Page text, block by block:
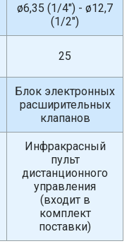
ø6,35 (1/4") - ø12,7
(1/2")
25
Блок электронных
расширительных
клапанов
Инфракрасный
пульт
дистанционного
управления
(входит в
комплект
поставки)